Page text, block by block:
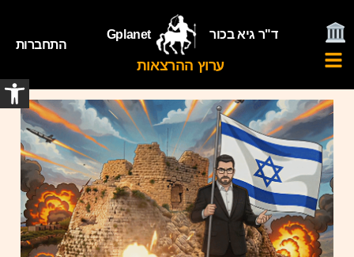
ד"ר גיא בכור Gplanet
ערוץ ההרצאות
התחברות